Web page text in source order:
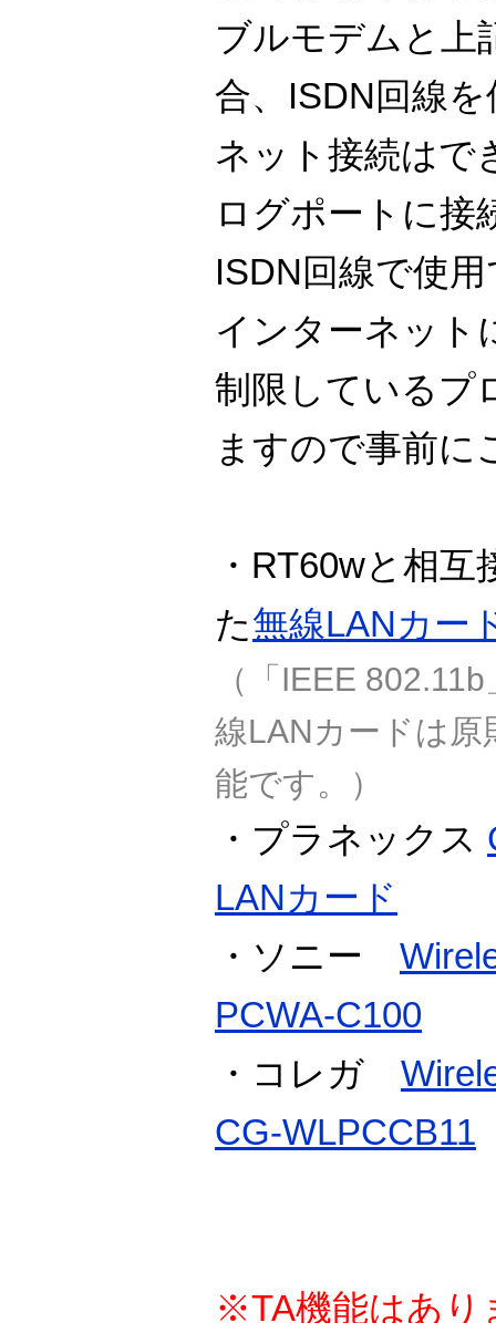
ブルモデムと上
合、ISDN回線
ネット接続はで
ログポートに接
ISDN回線で使
インターネット
制限しているプ
ますので事前に
・RT60wと相
た無線LANカー
（「IEEE
線LANカードは原
能です。）
・プラネックス
LANカード
・ソニー
PCWA-C100
・コレガ
CG-WLPCCB11
※TA機能はあり